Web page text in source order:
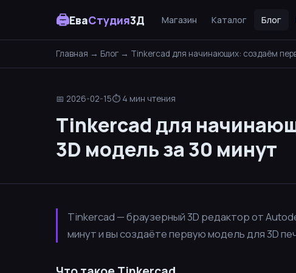
🖨ЕваСтудия3Д Магазин Каталог Блог
Главная → Блог → Tinkercad для начинающих: создаём
📅 2026-02-15⏱ 4 мин чтения
Tinkercad для
3D модель за 30 минут
Tinkercad — браузерный 3D редактор от
минут и вы создаёте первую модель для 3D